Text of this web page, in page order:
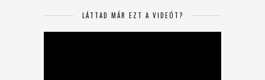
LÁTTAD MÁR EZT A VIDEÓT?